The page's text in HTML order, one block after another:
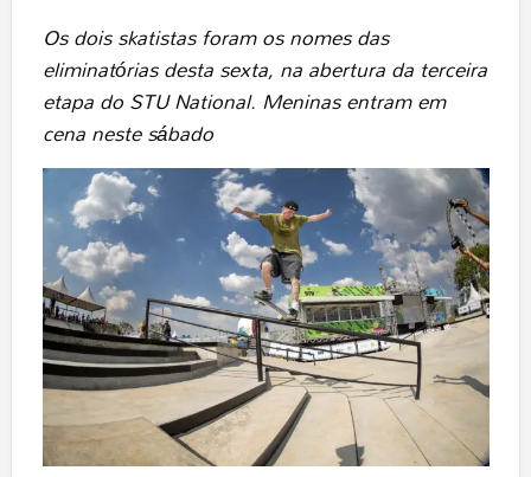
Os dois skatistas foram os nomes das
eliminatórias desta sexta, na abertura da terceira
etapa do STU National. Meninas entram em
cena neste sábado